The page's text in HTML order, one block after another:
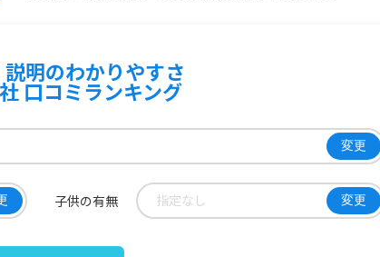
明のわかりやすさ
口コミランキング
変更
子供の有無 指定なし 変更